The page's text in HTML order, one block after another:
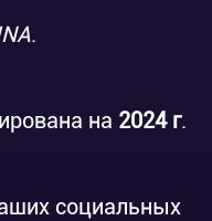
.
на 2024 г.
социальных